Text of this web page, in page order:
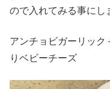
ので入れてみる事にし
アンチョビガーリック
りベビーチーズ